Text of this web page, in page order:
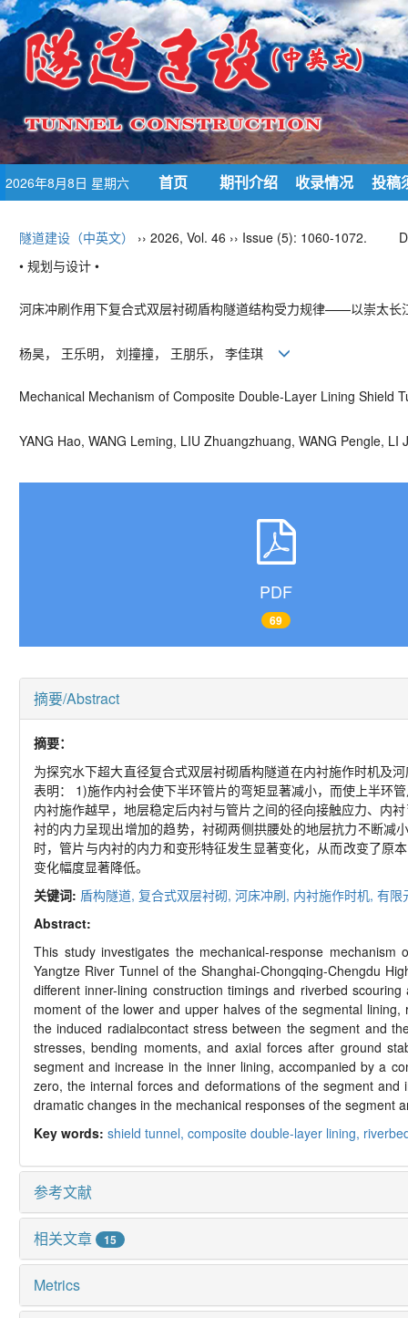
2026年8月8日 星期六 首页 期刊介绍 收录情况 投稿
隧道建设（中英文） ›› 2026, Vol. 46 ›› Issue (5): 1060-1072.
• 规划与设计 •
河床冲刷作用下复合式双层衬砌盾构隧道结构受力规律——以崇太长
杨昊， 王乐明， 刘撞撞， 王朋乐， 李佳琪
Mechanical Mechanism of Composite Double-Layer Lining Shield
YANG Hao, WANG Leming, LIU Zhuangzhuang, WANG Pengle,
PDF
69
摘要/Abstract
摘要：
为探究水下超大直径复合式双层衬砌盾构隧道在内衬施作时机及
表明： 1)施作内衬会使下半环管片的弯矩显著减小，而使上半环
内衬施作越早，地层稳定后内衬与管片之间的径向接触应力、内
衬的内力呈现出增加的趋势，衬砌两侧拱腰处的地层抗力不断
时，管片与内衬的内力和变形特征发生显著变化，从而改变了原
变化幅度显著降低。
关键词: 盾构隧道, 复合式双层衬砌, 河床冲刷, 内衬施作时机, 有限
Abstract:
This study investigates the mechanical-response
Yangtze River Tunnel of the Shanghai-Chongqing-Chengdu
different inner-lining construction timings and riverbed
moment of the lower and upper halves of the segmental
the induced radialcontact stress between the segment and
stresses, bending moments, and axial forces after ground
segment and increase in the inner lining, accompanied by a
zero, the internal forces and deformations of the segment
dramatic changes in the mechanical responses of the
Key words: shield tunnel, composite double-layer lining,
参考文献
相关文章 15
Metrics